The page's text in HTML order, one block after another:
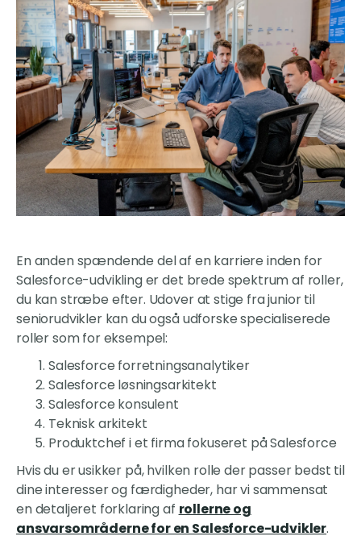
En anden spændende del af en karriere inden for
Salesforce-udvikling er det brede spektrum af roller,
du kan stræbe efter. Udover at stige fra junior til
seniorudvikler kan du også udforske specialiserede
roller som for eksempel:
Salesforce forretningsanalytiker
Salesforce løsningsarkitekt
Salesforce konsulent
Teknisk arkitekt
Produktchef i et firma fokuseret på Salesforce
Hvis du er usikker på, hvilken rolle der passer bedst til
dine interesser og færdigheder, har vi sammensat
en detaljeret forklaring af rollerne og
ansvarsområderne for en Salesforce-udvikler.